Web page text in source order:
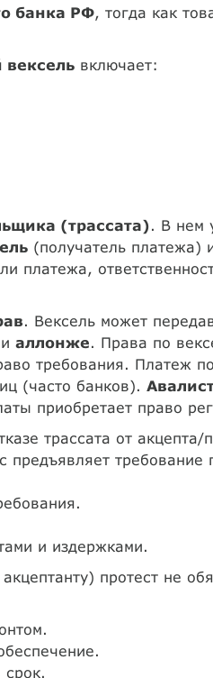
банка РФ, тогда как
вексельвключает:
(трассата). В нем
(получатель платежа)
платежа,
. Вексель может
аллонже. Права по
требования. Платеж
(часто банков).
приобретает право
трассата от акцепта/
предъявляет требование
и издержками.
протест не